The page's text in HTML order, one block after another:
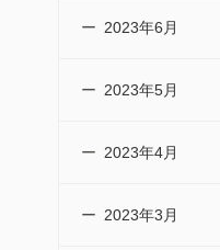
2023年6月
2023年5月
2023年4月
2023年3月